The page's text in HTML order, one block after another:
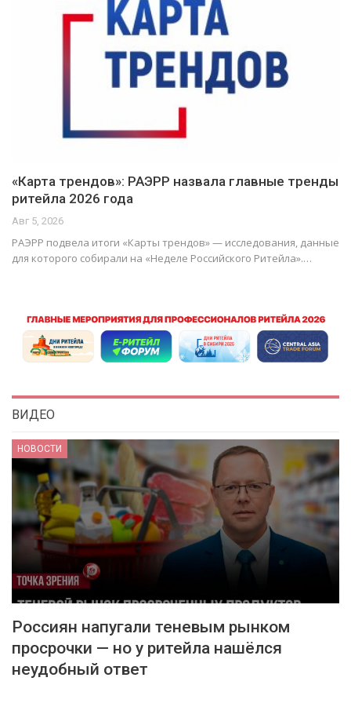
«Карта трендов»: РАЭРР назвала главные тренды
ритейла 2026 года
Авг 5, 2026
РАЭРР подвела итоги «Карты трендов» — исследования, данные
для которого собирали на «Неделе Российского Ритейла».…
ВИДЕО
НОВОСТИ
Россиян напугали теневым рынком
просрочки — но у ритейла нашёлся
неудобный ответ